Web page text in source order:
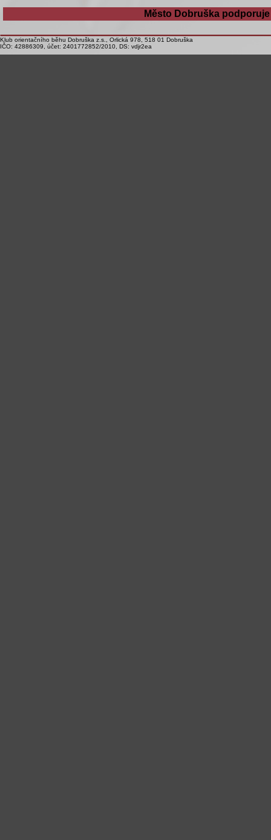
Město Dobruška
Klub orientačního běhu Dobruška z.s., Orlická 978, 518 01 Dobruška
IČO: 42886309, účet: 2401772852/2010, DS: vdjr2ea